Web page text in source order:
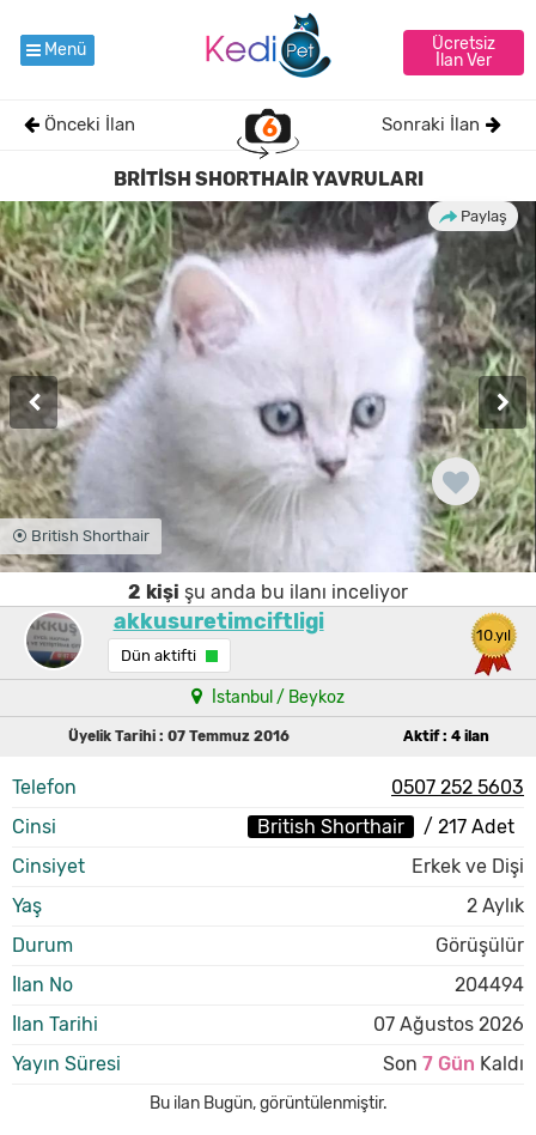
Menü
Ücretsiz
İlan Ver
Önceki İlan 6 Sonraki İlan
BRİTİSH SHORTHAİR YAVRULARI
Paylaş
⦿ British Shorthair
2 kişi şu anda bu ilanı inceliyor
10.yıl
akkusuretimciftligi
Dün aktifti
İstanbul / Beykoz
Üyelik Tarihi : 07 Temmuz 2016 Aktif : 4 ilan
Telefon
0507 252 5603
Cinsi
British Shorthair
/ 217 Adet
Cinsiyet
Erkek ve Dişi
Yaş
2 Aylık
Durum
Görüşülür
İlan No
204494
İlan Tarihi
07 Ağustos 2026
Yayın Süresi
Son 7 Gün Kaldı
Bu ilan Bugün,görüntülenmiştir.